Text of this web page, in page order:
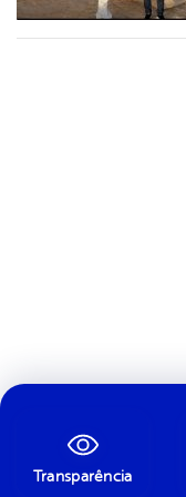
Transparência